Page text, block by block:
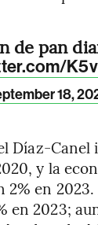
de pan
18,
Díaz-Canel
y la
2% en
en 2023;